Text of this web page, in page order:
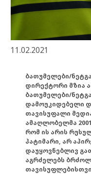
11.02.2021
ბათუმელები/
დირექტორი მზია
ბათუმელები/
დამოუკიდებელი
თავისუფალი
ამაღლობელმა
რომ ის არის
პატიმარი, არ
დაუყოვნებლივ
აგრძელებს